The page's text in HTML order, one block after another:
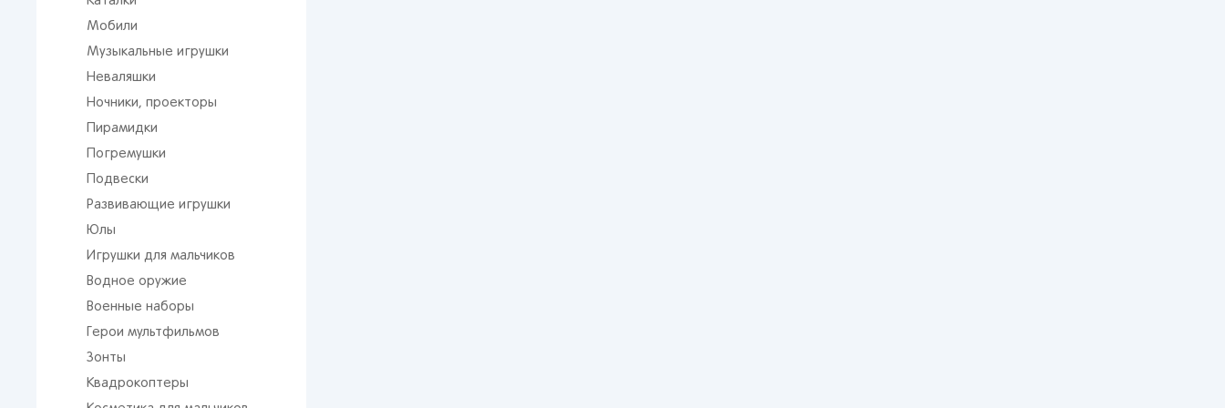
Мобили
Музыкальные игрушки
Неваляшки
Ночники, проекторы
Пирамидки
Погремушки
Подвески
Развивающие игрушки
Юлы
Игрушки для мальчиков
Водное оружие
Военные наборы
Герои мультфильмов
Зонты
Квадрокоптеры